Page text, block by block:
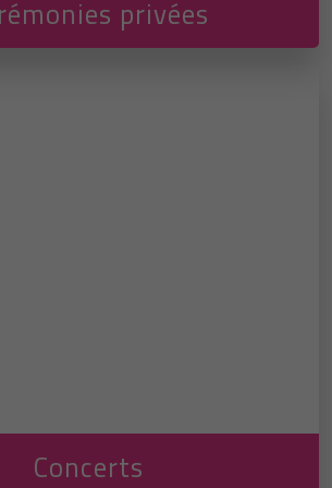
privées
Concerts